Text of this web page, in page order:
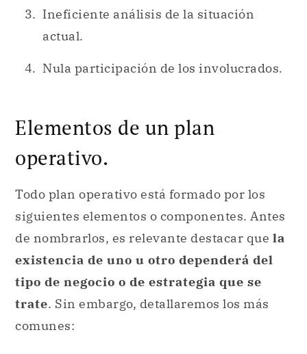
Ineficiente análisis de la situación
actual.
Nula participación de los involucrados.
Elementos de un plan
operativo.
Todo plan operativo está formado por los
siguientes elementos o componentes. Antes
de nombrarlos, es relevante destacar que la
existencia de uno u otro dependerá del
tipo de negocio o de estrategia que se
trate. Sin embargo, detallaremos los más
comunes: